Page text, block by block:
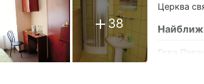
38
Церква
Гора